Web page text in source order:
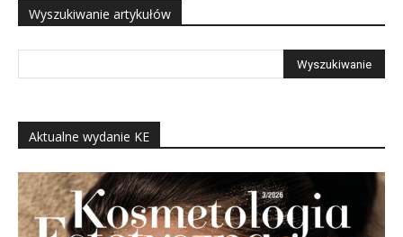
Wyszukiwanie artykułów
Aktualne wydanie KE